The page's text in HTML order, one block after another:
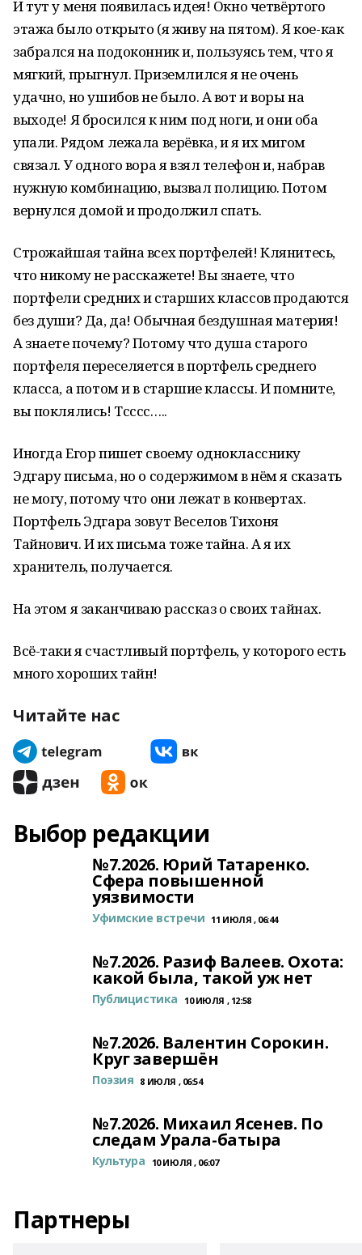
И тут у меня появилась идея! Окно четвёртого
этажа было открыто (я живу на пятом). Я кое-как
забрался на подоконник и, пользуясь тем, что я
мягкий, прыгнул. Приземлился я не очень
удачно, но ушибов не было. А вот и воры на
выходе! Я бросился к ним под ноги, и они оба
упали. Рядом лежала верёвка, и я их мигом
связал. У одного вора я взял телефон и, набрав
нужную комбинацию, вызвал полицию. Потом
вернулся домой и продолжил спать.
Строжайшая тайна всех портфелей! Клянитесь,
что никому не расскажете! Вы знаете, что
портфели средних и старших классов продаются
без души? Да, да! Обычная бездушная материя!
А знаете почему? Потому что душа старого
портфеля переселяется в портфель среднего
класса, а потом и в старшие классы. И помните,
вы поклялись! Тсссс…..
Иногда Егор пишет своему однокласснику
Эдгару письма, но о содержимом в нём я сказать
не могу, потому что они лежат в конвертах.
Портфель Эдгара зовут Веселов Тихоня
Тайнович. И их письма тоже тайна. А я их
хранитель, получается.
На этом я заканчиваю рассказ о своих тайнах.
Всё-таки я счастливый портфель, у которого есть
много хороших тайн!
Читайте нас
Выбор редакции
№7.2026. Юрий Татаренко.
Сфера повышенной
уязвимости
Уфимские встречи 11 ИЮЛЯ , 06:44
№7.2026. Разиф Валеев. Охота:
какой была, такой уж нет
Публицистика 10 ИЮЛЯ , 12:58
№7.2026. Валентин Сорокин.
Круг завершён
Поэзия 8 ИЮЛЯ , 06:54
№7.2026. Михаил Ясенев. По
следам Урала-батыра
Культура 10 ИЮЛЯ , 06:07
Партнеры